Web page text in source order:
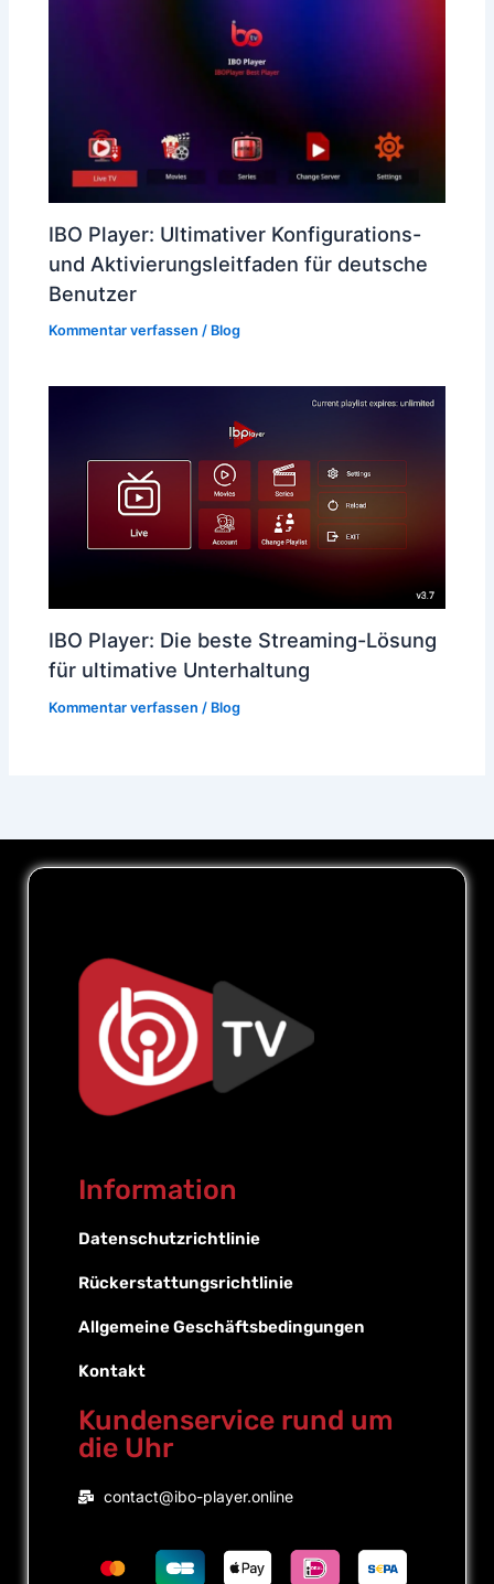
IBO Player: Ultimativer Konfigurations-
und Aktivierungsleitfaden für deutsche
Benutzer
Kommentar verfassen / Blog
IBO Player: Die beste Streaming-Lösung
für ultimative Unterhaltung
Kommentar verfassen / Blog
Information
Datenschutzrichtlinie
Rückerstattungsrichtlinie
Allgemeine Geschäftsbedingungen
Kontakt
Kundenservice rund um
die Uhr
contact@ibo-player.online
English
Portuguese (Brazil)